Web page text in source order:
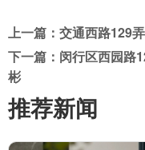
上一篇：交通西路129
下一篇：闵行区西园路
彬
推荐新闻